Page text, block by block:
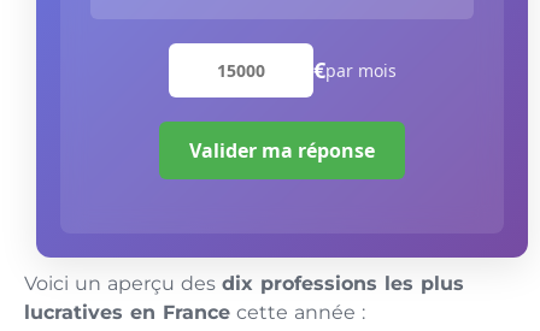
€par mois
Valider ma réponse
Voici un aperçu des dix professions les plus
lucratives en France cette année :